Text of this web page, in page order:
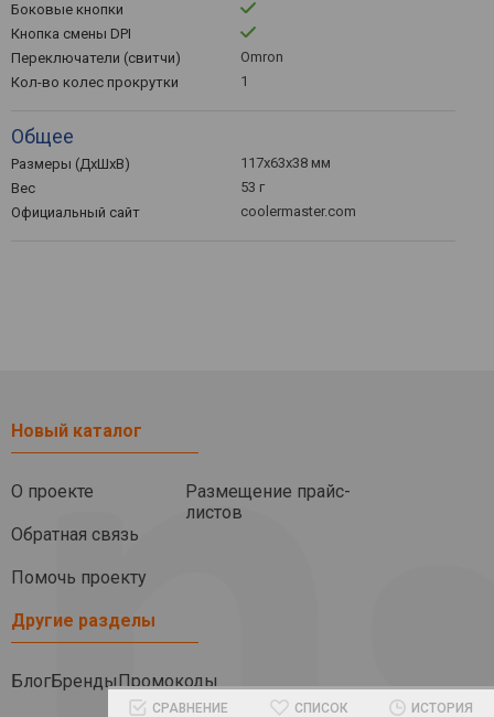
Боковые кнопки
Кнопка смены DPI
Переключатели (свитчи)
Omron
Кол-во колес прокрутки
1
Общее
Размеры (ДхШхВ)
117x63x38 мм
Вес
53 г
Официальный сайт
coolermaster.com
Новый каталог
О проекте
Обратная связь
Помочь проекту
Размещение прайс-
листов
Другие разделы
БлогБрендыПромокоды
СРАВНЕНИЕ СПИСОК ИСТОРИЯ